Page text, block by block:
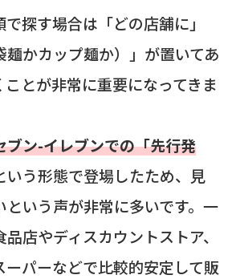
探す場合は「どの店舗に」
麺かカップ麺か）」が置いてあ
とが非常に重要になってきま
ブン-イレブンでの「先行発
いう形態で登場したため、見
という声が非常に多いです。一
店やディスカウントストア、
ーパーなどで比較的安定して販